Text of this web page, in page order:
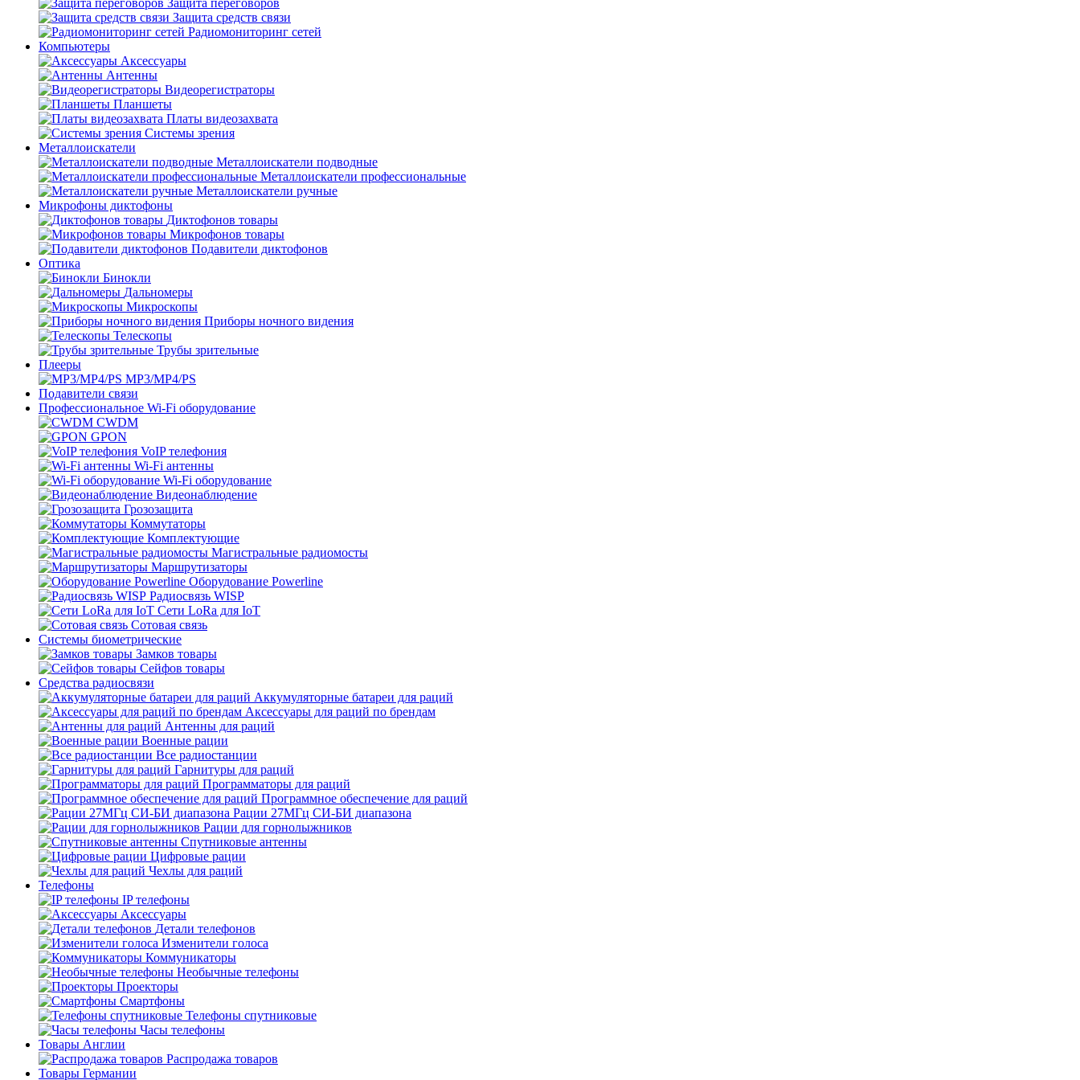
Защита переговоров
Защита средств связи
Радиомониторинг сетей
Компьютеры
Аксессуары
Антенны
Видеорегистраторы
Планшеты
Платы видеозахвата
Системы зрения
Металлоискатели
Металлоискатели подводные
Металлоискатели профессиональные
Металлоискатели ручные
Микрофоны диктофоны
Диктофонов товары
Микрофонов товары
Подавители диктофонов
Оптика
Бинокли
Дальномеры
Микроскопы
Приборы ночного видения
Телескопы
Трубы зрительные
Плееры
MP3/MP4/PS
Подавители связи
Профессиональное Wi-Fi оборудование
CWDM
GPON
VoIP телефония
Wi-Fi антенны
Wi-Fi оборудование
Видеонаблюдение
Грозозащита
Коммутаторы
Комплектующие
Магистральные радиомосты
Маршрутизаторы
Оборудование Powerline
Радиосвязь WISP
Сети LoRa для IoT
Сотовая связь
Системы биометрические
Замков товары
Сейфов товары
Средства радиосвязи
Аккумуляторные батареи для раций
Аксессуары для раций по брендам
Антенны для раций
Военные рации
Все радиостанции
Гарнитуры для раций
Программаторы для раций
Программное обеспечение для раций
Рации 27МГц СИ-БИ диапазона
Рации для горнолыжников
Спутниковые антенны
Цифровые рации
Чехлы для раций
Телефоны
IP телефоны
Аксессуары
Детали телефонов
Изменители голоса
Коммуникаторы
Необычные телефоны
Проекторы
Смартфоны
Телефоны спутниковые
Часы телефоны
Товары Англии
Распродажа товаров
Товары Германии